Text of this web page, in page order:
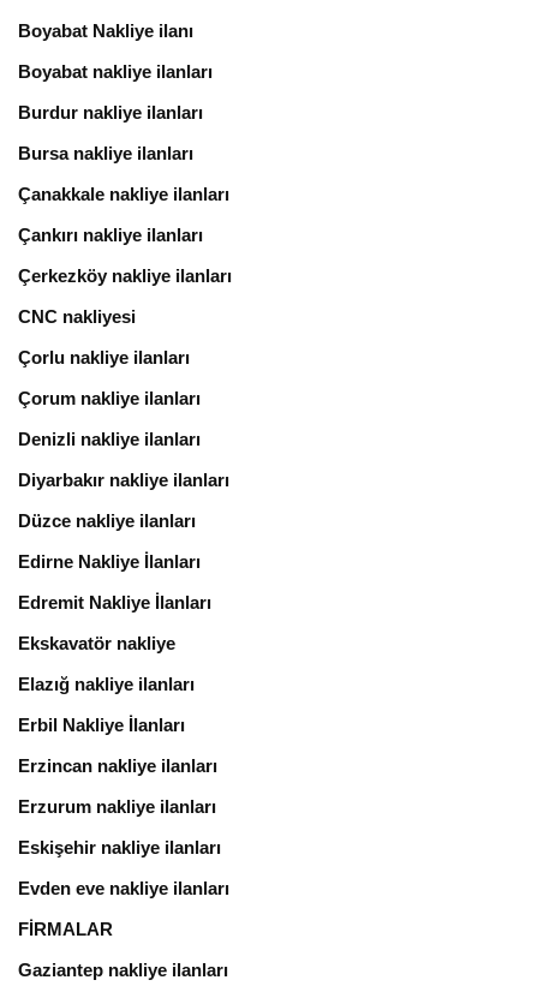
Boyabat Nakliye ilanı
Boyabat nakliye ilanları
Burdur nakliye ilanları
Bursa nakliye ilanları
Çanakkale nakliye ilanları
Çankırı nakliye ilanları
Çerkezköy nakliye ilanları
CNC nakliyesi
Çorlu nakliye ilanları
Çorum nakliye ilanları
Denizli nakliye ilanları
Diyarbakır nakliye ilanları
Düzce nakliye ilanları
Edirne Nakliye İlanları
Edremit Nakliye İlanları
Ekskavatör nakliye
Elazığ nakliye ilanları
Erbil Nakliye İlanları
Erzincan nakliye ilanları
Erzurum nakliye ilanları
Eskişehir nakliye ilanları
Evden eve nakliye ilanları
FİRMALAR
Gaziantep nakliye ilanları